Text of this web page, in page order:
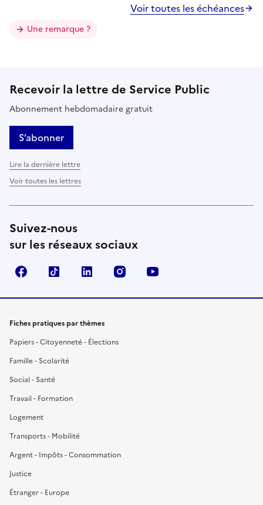
Voir toutes les échéances
Une remarque ?
Recevoir la lettre de Service Public
Abonnement hebdomadaire gratuit
S’abonner
Lire la dernière lettre
Voir toutes les lettres
Suivez-nous
sur les réseaux sociaux
FacebookTikTok LinkedIn Instagram
Fiches pratiques par thèmes
Papiers - Citoyenneté - Élections
Famille - Scolarité
Social - Santé
Travail - Formation
Logement
Transports - Mobilité
Argent - Impôts - Consommation
Justice
Étranger - Europe